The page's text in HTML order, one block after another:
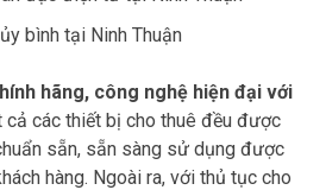
bình tại Ninh Thuận
hãng, công nghệ hiện đại với
cả các thiết bị cho thuê đều được
sẵn, sẵn sàng sử dụng được
hàng. Ngoài ra, với thủ tục cho